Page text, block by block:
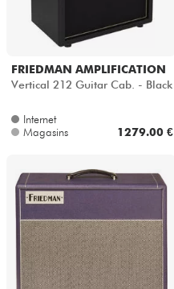
FRIEDMAN AMPLIFICATION
Vertical 212 Guitar Cab. - Black
Internet
Magasins
1279.00 €